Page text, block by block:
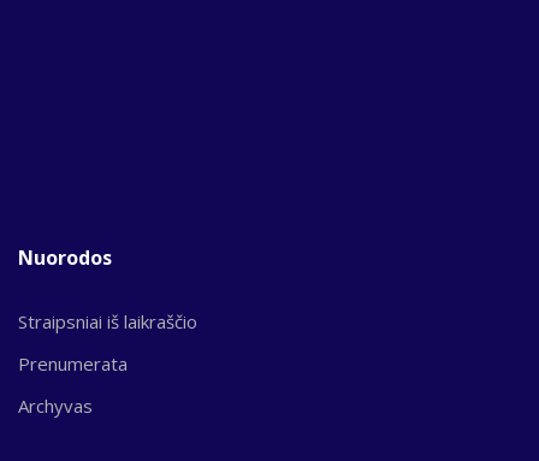
Nuorodos
Straipsniai iš laikraščio
Prenumerata
Archyvas